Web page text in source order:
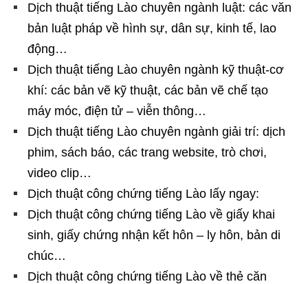
Dịch thuật tiếng Lào chuyên ngành luật: các văn
bản luật pháp về hình sự, dân sự, kinh tế, lao
động…
Dịch thuật tiếng Lào chuyên ngành kỹ thuật-cơ
khí: các bản vẽ kỹ thuật, các bản vẽ chế tạo
máy móc, điện tử – viễn thông…
Dịch thuật tiếng Lào chuyên ngành giải trí: dịch
phim, sách báo, các trang website, trò chơi,
video clip…
Dịch thuật công chứng tiếng Lào lấy ngay:
Dịch thuật công chứng tiếng Lào về giấy khai
sinh, giấy chứng nhận kết hôn – ly hôn, bản di
chúc…
Dịch thuật công chứng tiếng Lào về thẻ căn